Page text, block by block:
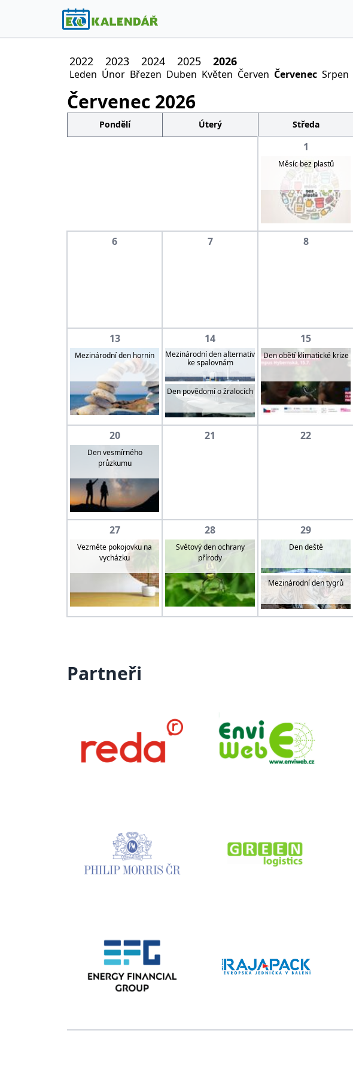
2022 2023 2024 2025 2026
Leden Únor Březen Duben Květen Červen Červenec Srpen
Červenec 2026
Pondělí Úterý Středa
1
Měsíc bez plastů
6 7 8
13
Mezinárodní den hornin
14
Mezinárodní den alternativ
ke spalovnám
Den povědomí o žralocích
15
Den obětí klimatické krize
20
Den vesmírného
průzkumu
21 22
27
Vezměte pokojovku na
vycházku
28
Světový den ochrany
přírody
29
Den deště
Mezinárodní den tygrů
Partneři